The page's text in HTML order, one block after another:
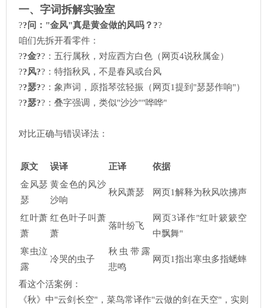
一、字词拆解实验室
??问："金风"真是黄金做的风吗？??
咱们先拆开看零件：
??金??：五行属秋，对应西方白色（网页4说秋属金）
??风??：特指秋风，不是春风或台风
??瑟??：象声词，原指琴弦轻振（网页1提到"瑟瑟作响"）
??瑟??：叠字强调，类似"沙沙""哗哗"
对比正确与错误译法：
原文 误译 正译
依据
金风瑟
瑟
黄金色的风沙
沙响
秋风萧瑟 网页1解释为秋风吹拂声
红叶萧
萧
红色叶子叫萧
萧
落叶纷飞
网页3译作"红叶簌簌空
中飘舞"
寒虫泣
露
冷哭的虫子
秋虫带露
悲鸣
网页1指出寒虫多指蟋蟀
看这个活案例：
《秋》中"云剑长空"，菜鸟常译作"云做的剑在天空"，实则